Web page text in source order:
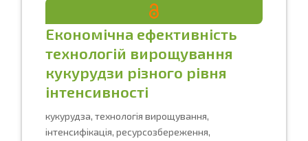
Економічна ефективність
технологій вирощування
кукурудзи різного рівня
інтенсивності
кукурудза, технологія вирощування,
інтенсифікація, ресурсозбереження,